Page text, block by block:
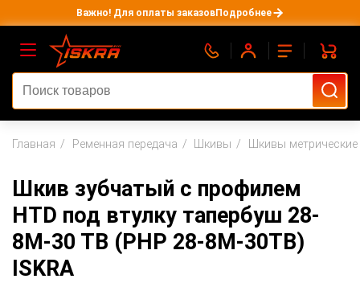
Важно! Для оплаты заказовПодробнее
Главная Ременная передача Шкивы Шкивы метрические
Шкив зубчатый с профилем
HTD под втулку тапербуш 28-
8M-30 TB (PHP 28-8M-30TB)
ISKRA